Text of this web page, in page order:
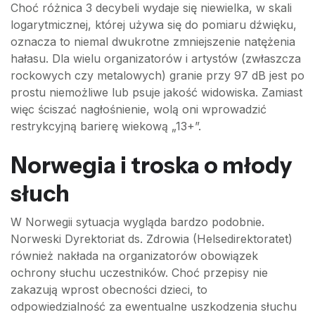
Choć różnica 3 decybeli wydaje się niewielka, w skali
logarytmicznej, której używa się do pomiaru dźwięku,
oznacza to niemal dwukrotne zmniejszenie natężenia
hałasu. Dla wielu organizatorów i artystów (zwłaszcza
rockowych czy metalowych) granie przy 97 dB jest po
prostu niemożliwe lub psuje jakość widowiska. Zamiast
więc ściszać nagłośnienie, wolą oni wprowadzić
restrykcyjną barierę wiekową „13+”.
Norwegia i troska o młody
słuch
W Norwegii sytuacja wygląda bardzo podobnie.
Norweski Dyrektoriat ds. Zdrowia (Helsedirektoratet)
również nakłada na organizatorów obowiązek
ochrony słuchu uczestników. Choć przepisy nie
zakazują wprost obecności dzieci, to
odpowiedzialność za ewentualne uszkodzenia słuchu